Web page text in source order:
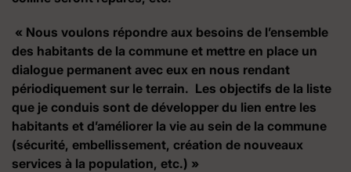
« Nous voulons répondre aux besoins de l’ensemble
des habitants de la commune et mettre en place un
dialogue permanent avec eux en nous rendant
périodiquement sur le terrain. Les objectifs de la liste
que je conduis sont de développer du lien entre les
habitants et d’améliorer la vie au sein de la commune
(sécurité, embellissement, création de nouveaux
services à la population, etc.) »